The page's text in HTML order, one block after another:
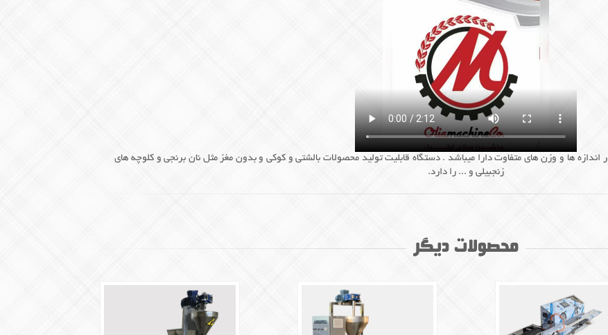
اندازه ها و وزن های متفاوت دارا میباشد . دستگاه قابلیت تولید محصولات بالشتی و کوکی و بدون مغز مثل نان برنجی و کلوچه های
زنجبیلی و ... را دارد.
محصولات دیگر